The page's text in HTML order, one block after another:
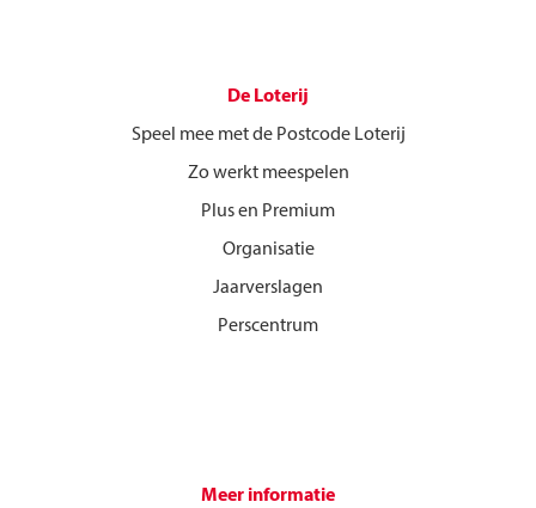
De Loterij
Speel mee met de Postcode Loterij
Zo werkt meespelen
Plus en Premium
Organisatie
Jaarverslagen
Perscentrum
Meer informatie